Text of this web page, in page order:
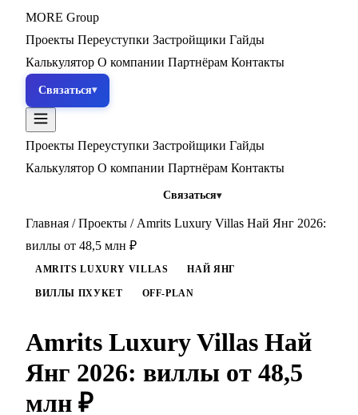
MORE Group
Проекты Переуступки Застройщики Гайды
Калькулятор О компании Партнёрам Контакты
Связаться
Проекты Переуступки Застройщики Гайды
Калькулятор О компании Партнёрам Контакты
Связаться
Главная / Проекты / Amrits Luxury Villas Най Янг 2026:
виллы от 48,5 млн ₽
AMRITS LUXURY VILLAS НАЙ ЯНГ
ВИЛЛЫ ПХУКЕТ OFF-PLAN
Amrits Luxury Villas Най
Янг 2026: виллы от 48,5
млн ₽